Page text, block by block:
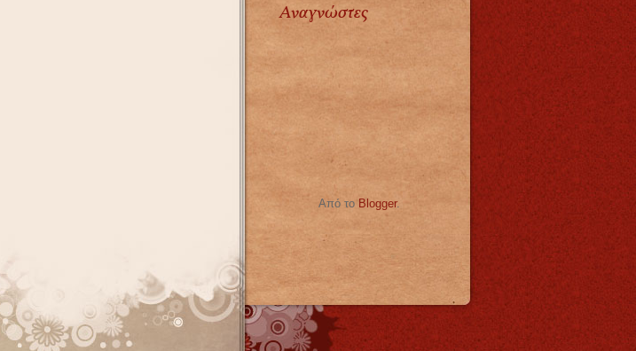
Αναγνώστες
Από το Blogger.